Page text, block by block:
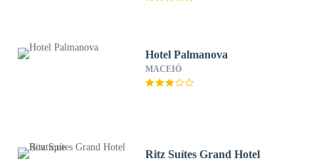
Hotel Palmanova
MACEIÓ
Ritz Suítes Grand Hotel